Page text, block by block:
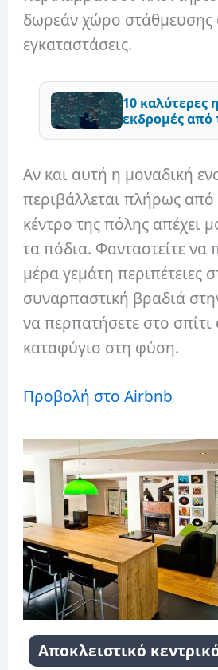
δωρεάν χώρο στάθμευσης
εγκαταστάσεις.
10 καλύτερες
εκδρομές από
Αν και αυτή η μοναδική
περιβάλλεται πλήρως
κέντρο της πόλης απέχει
τα πόδια. Φανταστείτε να
μέρα γεμάτη περιπέτειες
συναρπαστική βραδιά
να περπατήσετε στο σπίτι
καταφύγιο στη φύση.
Προβολή στο Airbnb
Αποκλειστικό